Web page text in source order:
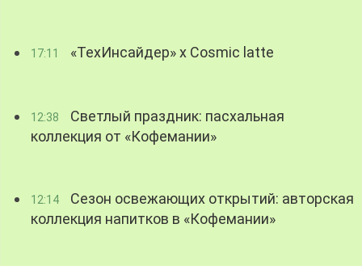
17:11 «ТехИнсайдер» х Cosmic latte
12:38
Светлый праздник: пасхальная
коллекция от «Кофемании»
12:14
Сезон освежающих открытий: авторская
коллекция напитков в «Кофемании»